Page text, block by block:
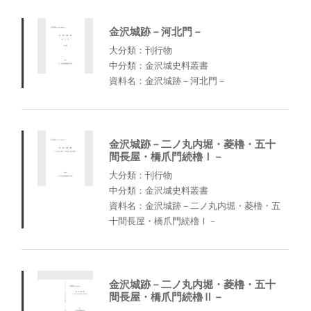
金沢城跡－河北門－
大分類：刊行物
中分類：金沢城史料叢書
資料名：金沢城跡－河北門－
金沢城跡－二ノ丸内堀・菱櫓・五十
間長屋・橋爪門続櫓Ⅰ－
大分類：刊行物
中分類：金沢城史料叢書
資料名：金沢城跡－二ノ丸内堀・菱櫓・五
十間長屋・橋爪門続櫓Ⅰ－
金沢城跡－二ノ丸内堀・菱櫓・五十
間長屋・橋爪門続櫓Ⅱ－